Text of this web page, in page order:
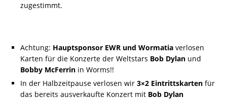
zugestimmt.
Achtung: Hauptsponsor EWR und Wormatia verlosen
Karten für die Konzerte der Weltstars Bob Dylan und
Bobby McFerrin in Worms!!
In der Halbzeitpause verlosen wir 3×2 Eintrittskarten für
das bereits ausverkaufte Konzert mit Bob Dylan